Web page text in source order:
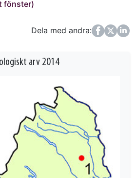
fönster)
Dela med andra:
FacebookTwitter
LinkedIn
arv 2014